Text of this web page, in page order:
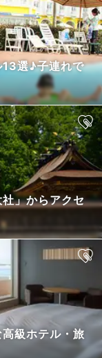
13選♪子連れで
」からアクセ
級ホテル・旅